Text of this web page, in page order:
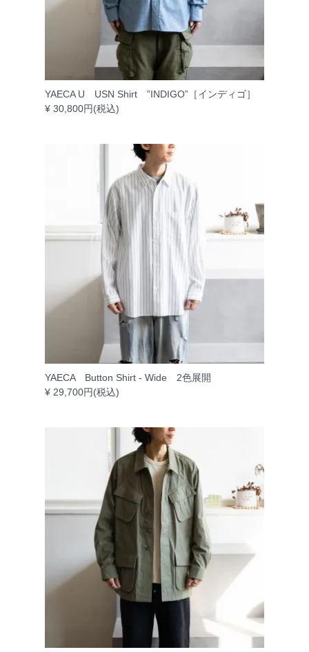
YAECA U USN Shirt ”INDIGO”［インディゴ］
¥ 30,800円(税込)
YAECA Button Shirt - Wide 2色展開
¥ 29,700円(税込)